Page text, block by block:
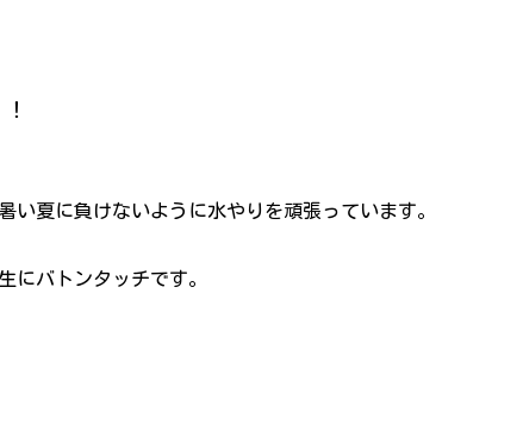
い夏に負けないように水やりを頑張っています。
にバトンタッチです。